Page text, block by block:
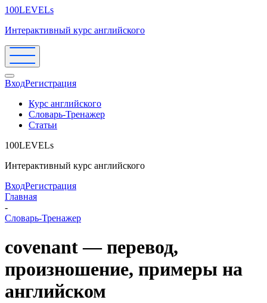
100LEVELs
Интерактивный курс английского
ВходРегистрация
Курс английского
Словарь-Тренажер
Статьи
100LEVELs
Интерактивный курс английского
ВходРегистрация
Главная
-
Словарь-Тренажер
covenant — перевод,
произношение, примеры на
английском